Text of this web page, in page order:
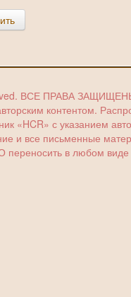
ВСЕ ПРАВА
контентом.
«HCR» с указанием
все письменные
в любом виде